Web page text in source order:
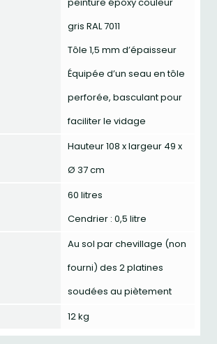
gris RAL 7011
Tôle 1,5 mm d’épaisseur
Équipée d’un seau en tôle
perforée, basculant pour
faciliter le vidage
Hauteur 108 x largeur 49 x
Ø 37 cm
60 litres
Cendrier : 0,5 litre
Au sol par chevillage (non
fourni) des 2 platines
soudées au piètement
12 kg